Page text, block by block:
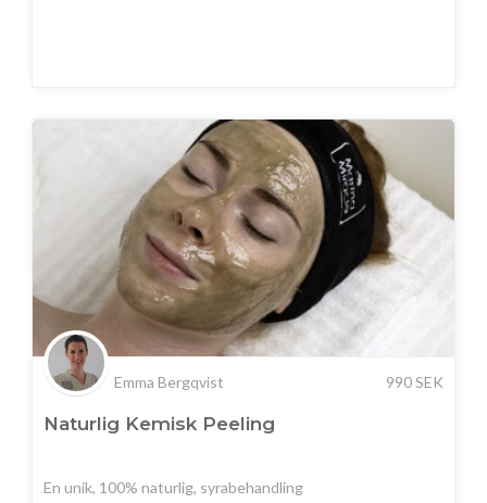
Emma Bergqvist 990SEK
Naturlig Kemisk Peeling
En unik, 100% naturlig, syrabehandling